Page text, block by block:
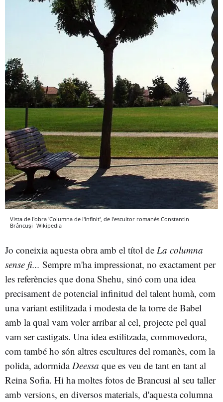
Vista de l'obra 'Columna de l'infinit', de l'escultor romanès Constantin
Brâncuşi Wikipedia
Jo coneixia aquesta obra amb el títol de La columna
sense fi... Sempre m'ha impressionat, no exactament per
les referències que dona Shehu, sinó com una idea
precisament de potencial infinitud del talent humà, com
una variant estilitzada i modesta de la torre de Babel
amb la qual vam voler arribar al cel, projecte pel qual
vam ser castigats. Una idea estilitzada, commovedora,
com també ho són altres escultures del romanès, com la
polida, adormidaDeessa que es veu de tant en tant al
Reina Sofia. Hi ha moltes fotos de Brancusi al seu taller
amb versions, en diversos materials, d'aquesta columna